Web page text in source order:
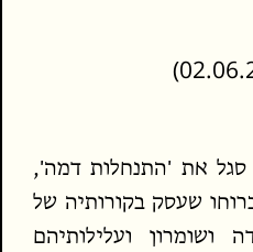
את 'התנחלות דמה',
שעסק בקורותיה של
ושומרון ועלילותיהם